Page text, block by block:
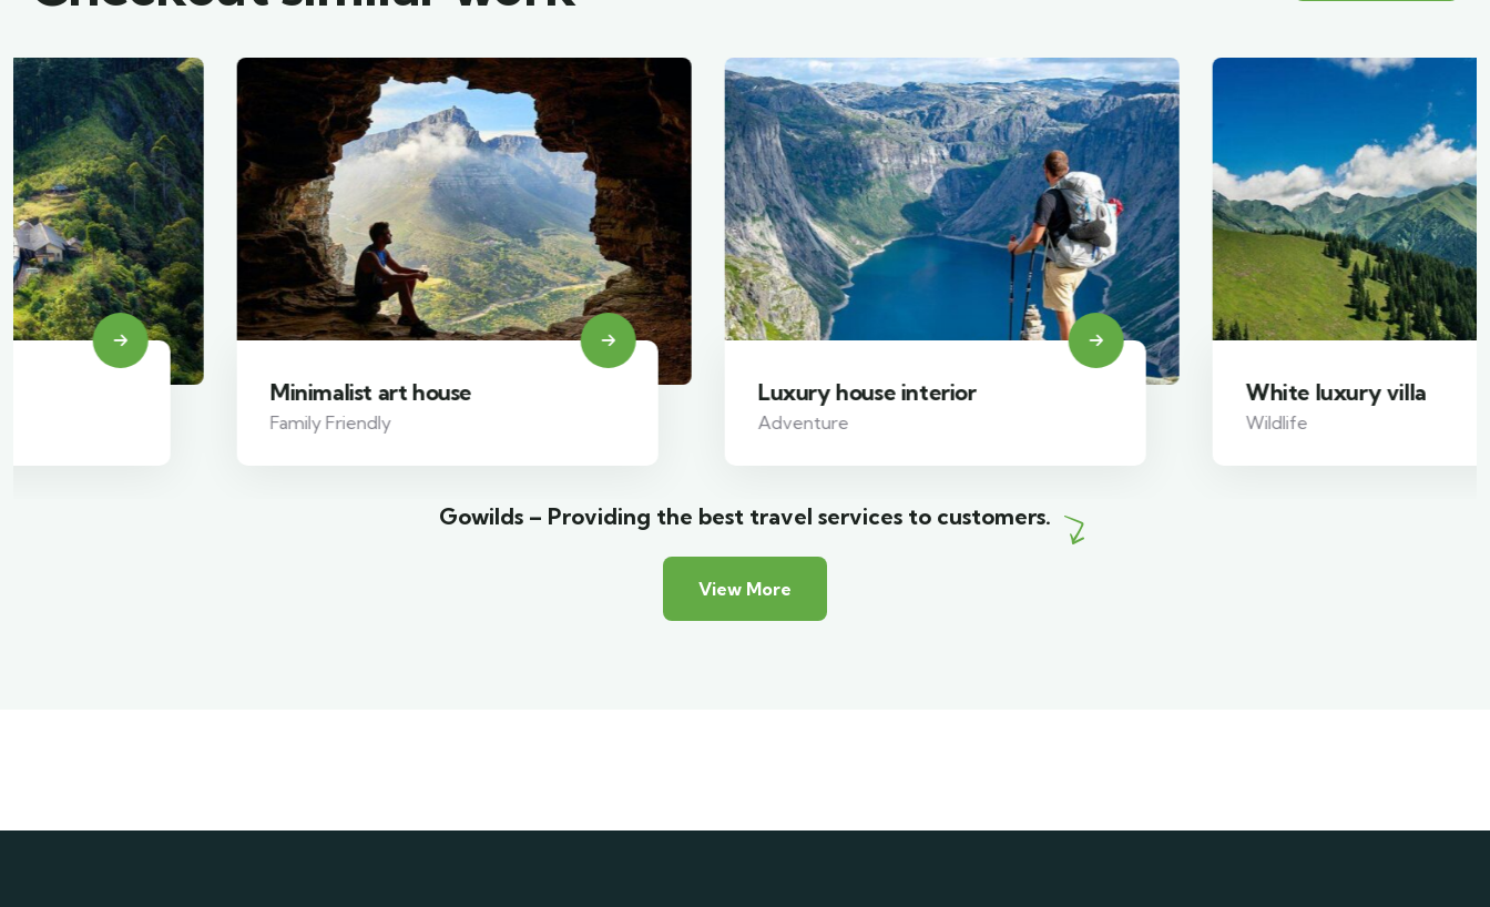
Minimalist art house Luxury house interior White luxury villa
Gowilds – Providing the best travel services to customers.
View More